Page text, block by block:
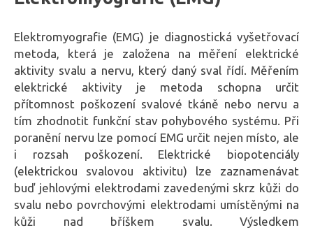
Elektromyografie (EMG) je diagnostická vyšetřovací
metoda, která je založena na měření elektrické
aktivity svalu a nervu, který daný sval řídí. Měřením
elektrické aktivity je metoda schopna určit
přítomnost poškození svalové tkáně nebo nervu a
tím zhodnotit funkční stav pohybového systému. Při
poranění nervu lze pomocí EMG určit nejen místo, ale
i rozsah poškození. Elektrické biopotenciály
(elektrickou svalovou aktivitu) lze zaznamenávat
buď jehlovými elektrodami zavedenými skrz kůži do
svalu nebo povrchovými elektrodami umístěnými na
kůži nad bříškem svalu. Výsledkem